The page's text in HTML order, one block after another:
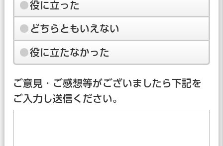
役に立った
どちらともいえない
役に立たなかった
ご意見・ご感想等がございましたら下記を
ご入力し送信ください。